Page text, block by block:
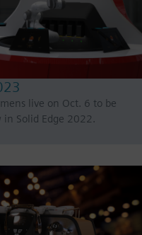
live on Oct. 6 to be
in Solid Edge 2022.